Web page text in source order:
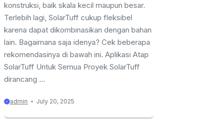
konstruksi, baik skala kecil maupun besar.
Terlebih lagi, SolarTuff cukup fleksibel
karena dapat dikombinasikan dengan bahan
lain. Bagaimana saja idenya? Cek beberapa
rekomendasinya di bawah ini. Aplikasi Atap
SolarTuff Untuk Semua Proyek SolarTuff
dirancang ...
admin July 20, 2025